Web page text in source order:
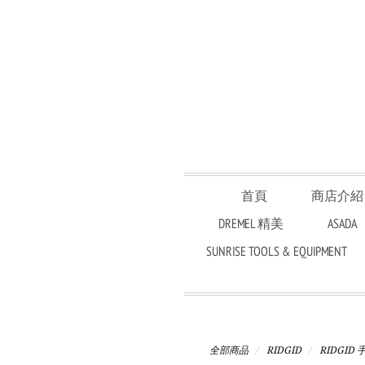
首頁
商店介紹
DREMEL 精美
ASADA
SUNRISE TOOLS & EQUIPMENT
全部商品 RIDGID RIDGID